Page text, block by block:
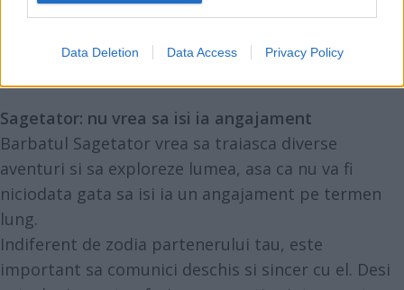
Data Deletion Data Access Privacy Policy
asteapta acelasi lucru de la partenera sa. Desi
parte increzator in propriile forte, va sta mereu cu
Sagetator: nu vrea sa isi ia angajament
Barbatul Sagetator vrea sa traiasca diverse
aventuri si sa exploreze lumea, asa ca nu va fi
niciodata gata sa isi ia un angajament pe termen
lung.
Indiferent de zodia partenerului tau, este
important sa comunici deschis si sincer cu el. Desi